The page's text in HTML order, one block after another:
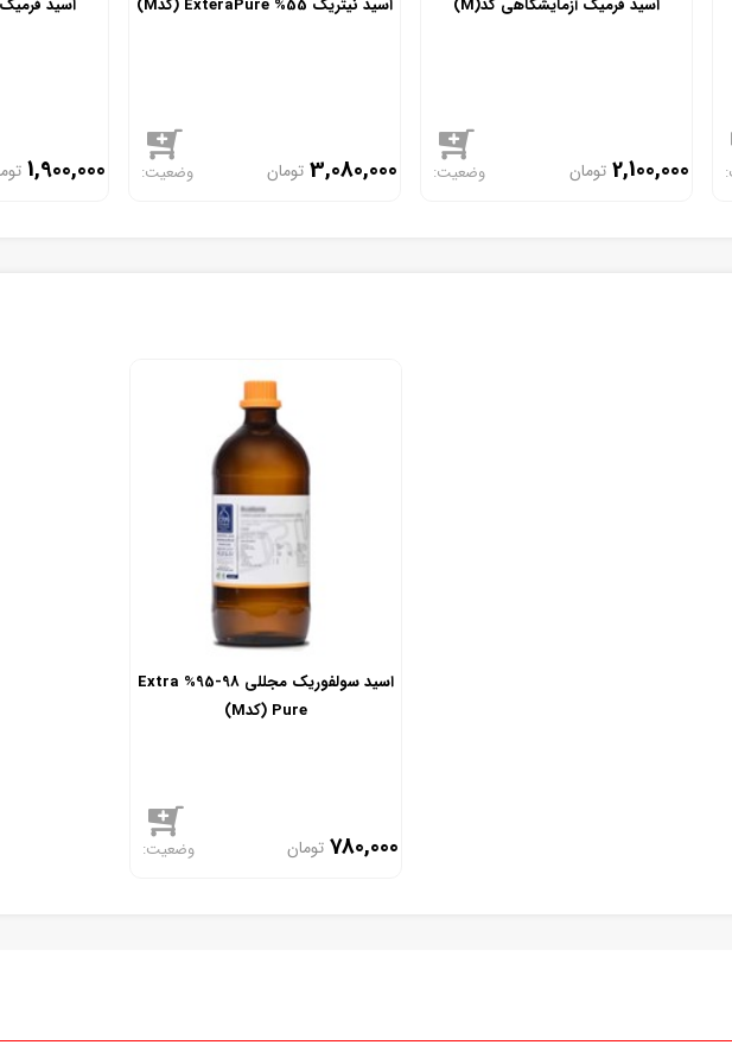
اسید فرمیک آزمایشگاهی کد(M)
2,100,000 تومان
اسید نیتریک 55% ExteraPure (کدM)
3,080,000 تومان
اسید فرمیک 65% و 85% (کدN)
1,900,000
اسید سولفوریک مجللی 98-95% Extra
Pure (کدM)
780,000 تومان